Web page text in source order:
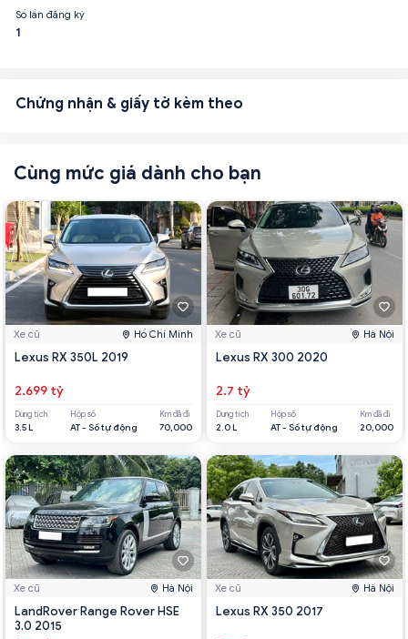
Số lần đăng ký
1
Chứng nhận & giấy tờ kèm theo
Cùng mức giá dành cho bạn
Xe cũ Hồ Chí Minh
Lexus RX 350L 2019
2.699 tỷ
Dung tích
3.5 L
Hộp số
AT - Số tự động
Km đã đi
70,000
Xe cũ Hà Nội
LandRover Range Rover HSE
3.0 2015
Xe cũ Hà Nội
Lexus RX 300 2020
2.7 tỷ
Dung tích
2.0 L
Hộp số
AT - Số tự động
Km đã đi
20,000
Xe cũ Hà Nội
Lexus RX 350 2017